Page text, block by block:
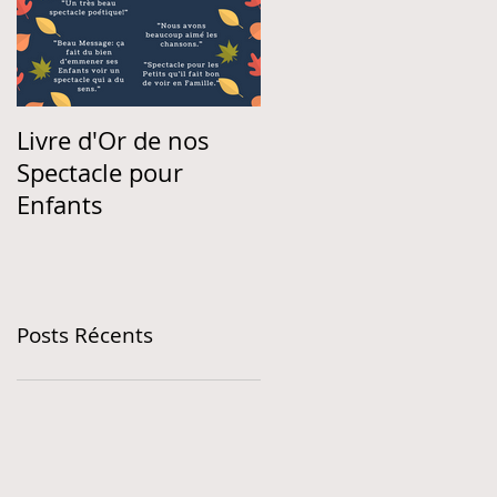
Livre d'Or de nos
Spectacle pour
Enfants
Posts Récents